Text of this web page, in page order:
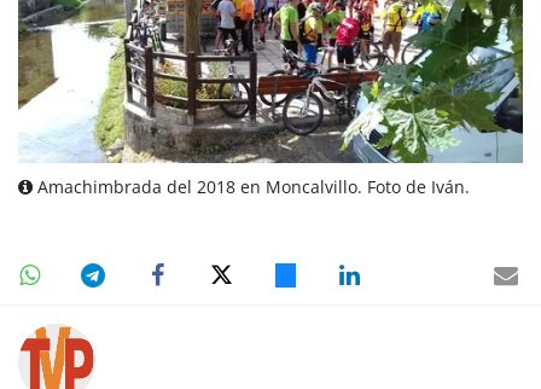
Amachimbrada del 2018 en Moncalvillo. Foto de Iván.